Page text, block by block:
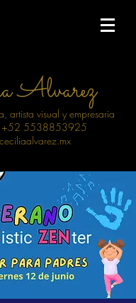
Alvarez
artista visual y empresaria
+52 5538853925